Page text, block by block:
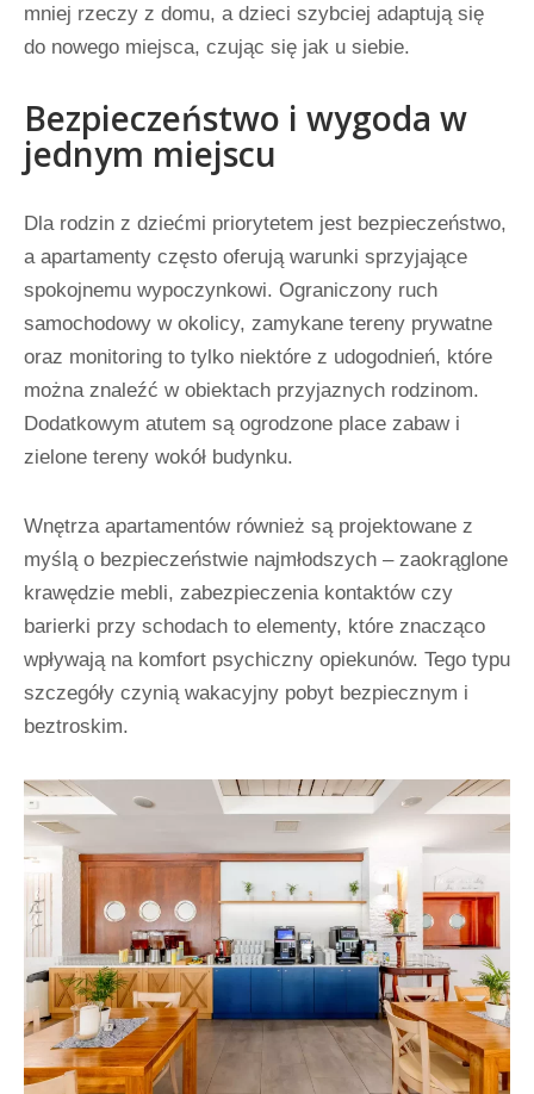
mniej rzeczy z domu, a dzieci szybciej adaptują się
do nowego miejsca, czując się jak u siebie.
Bezpieczeństwo i wygoda w
jednym miejscu
Dla rodzin z dziećmi priorytetem jest bezpieczeństwo,
a apartamenty często oferują warunki sprzyjające
spokojnemu wypoczynkowi. Ograniczony ruch
samochodowy w okolicy, zamykane tereny prywatne
oraz monitoring to tylko niektóre z udogodnień, które
można znaleźć w obiektach przyjaznych rodzinom.
Dodatkowym atutem są ogrodzone place zabaw i
zielone tereny wokół budynku.
Wnętrza apartamentów również są projektowane z
myślą o bezpieczeństwie najmłodszych – zaokrąglone
krawędzie mebli, zabezpieczenia kontaktów czy
barierki przy schodach to elementy, które znacząco
wpływają na komfort psychiczny opiekunów. Tego typu
szczegóły czynią wakacyjny pobyt bezpiecznym i
beztroskim.